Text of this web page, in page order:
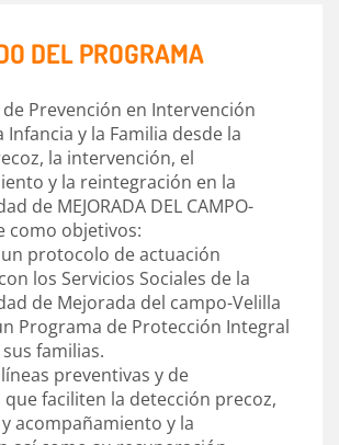
DEL PROGRAMA
Prevención en Intervención
Infancia y la Familia desde la
la intervención, el
y la reintegración en la
de MEJORADA DEL CAMPO-
como objetivos:
protocolo de actuación
los Servicios Sociales de la
de Mejorada del campo-Velilla
Programa de Protección Integral
familias.
preventivas y de
faciliten la detección precoz,
acompañamiento y la